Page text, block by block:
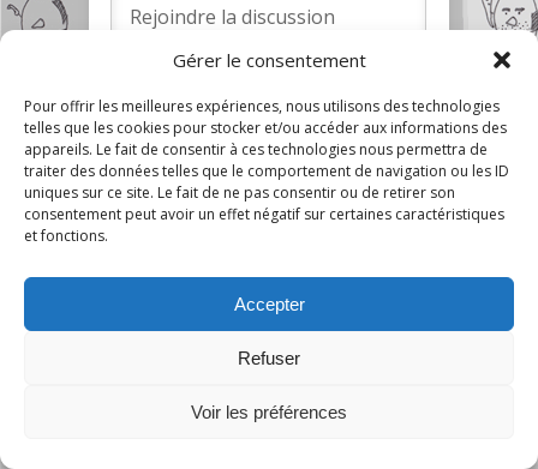
Gérer le consentement
Pour offrir les meilleures expériences, nous utilisons des technologies
telles que les cookies pour stocker et/ou accéder aux informations des
appareils. Le fait de consentir à ces technologies nous permettra de
traiter des données telles que le comportement de navigation ou les ID
uniques sur ce site. Le fait de ne pas consentir ou de retirer son
consentement peut avoir un effet négatif sur certaines caractéristiques
et fonctions.
Accepter
Refuser
Voir les préférences
1COMMENTAIRE
Le plus ancien
tête et s’avère être dès le début